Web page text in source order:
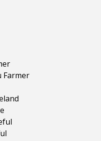
Farmer